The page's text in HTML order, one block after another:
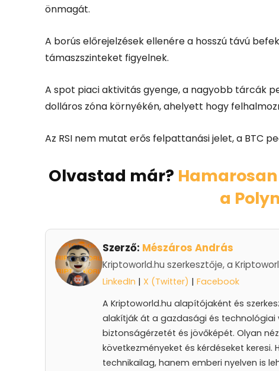
önmagát.
A borús előrejelzések ellenére a hosszú távú
támaszszinteket figyelnek.
A spot piaci aktivitás gyenge, a nagyobb tárcák
dolláros zóna környékén, ahelyett hogy
Az RSI nem mutat erős felpattanási jelet, a BTC
Olvastad már?
a
Szerző: Mészáros András
Kriptoworld.hu szerkesztője, a
LinkedIn | X (Twitter) | Facebook
A Kriptoworld.hu alapítójaként és
alakítják át a gazdasági és
biztonságérzetét és jövőképét. Olyan
következményeket és kérdéseket
technikailag, hanem emberi nyelven is